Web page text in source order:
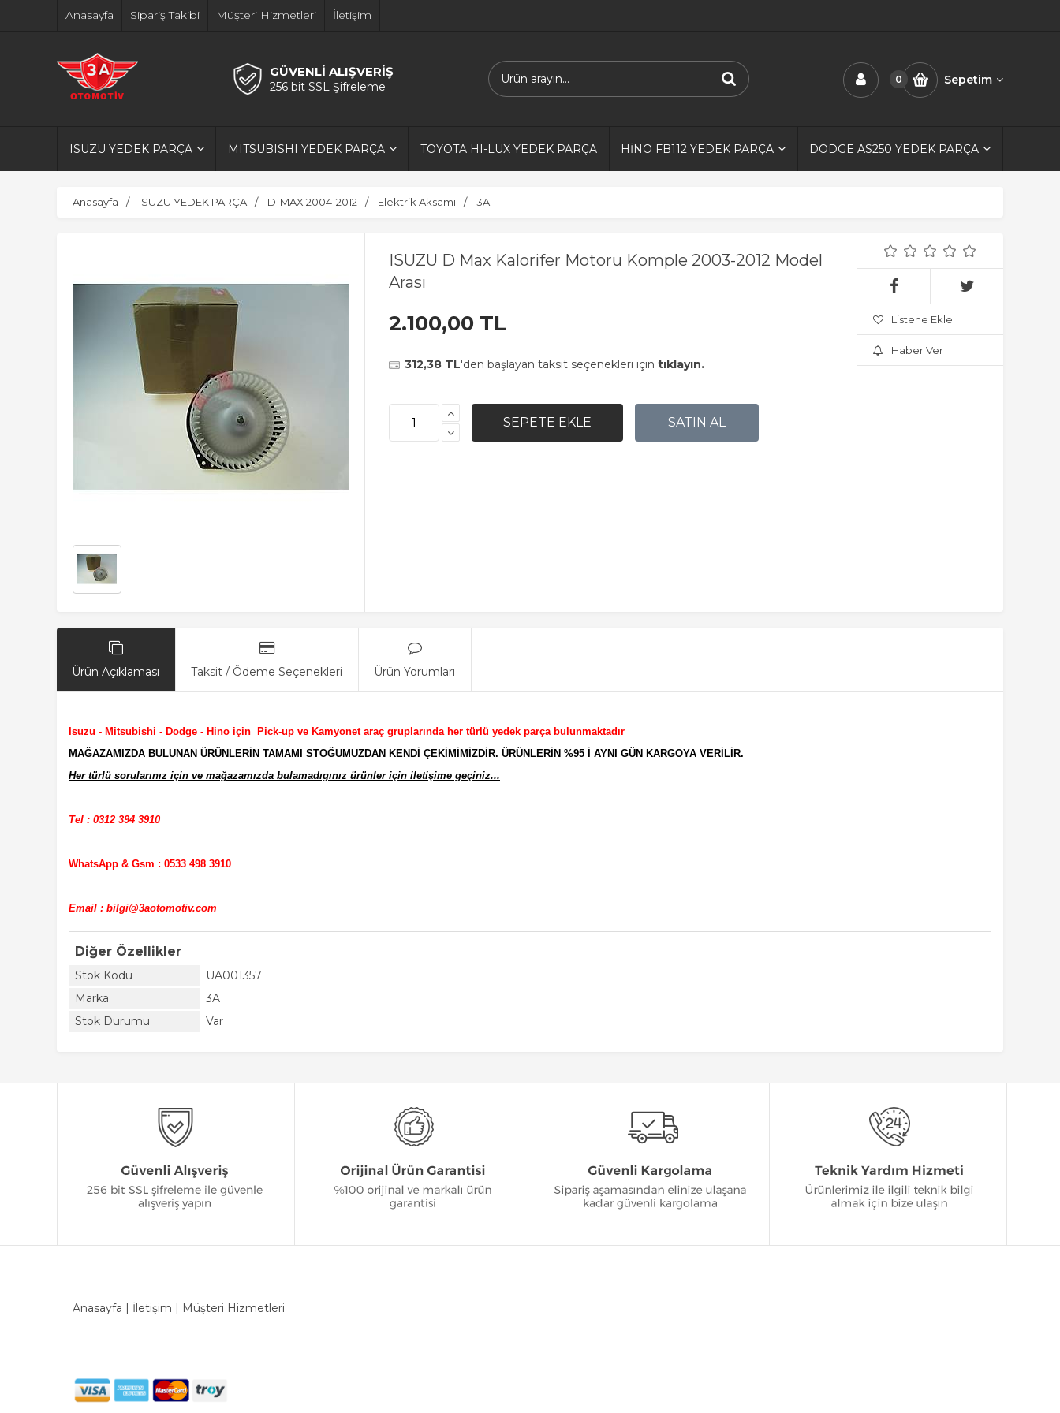
Anasayfa Sipariş Takibi Müşteri Hizmetleri İletişim
GÜVENLİ ALIŞVERİŞ
256 bit SSL Şifreleme
0 Sepetim
ISUZU YEDEK PARÇA MITSUBISHI YEDEK PARÇA TOYOTA HI-LUX YEDEK PARÇA HİNO FB112 YEDEK PARÇA DODGE AS250 YEDEK PARÇA
Anasayfa ISUZU YEDEK PARÇA D-MAX 2004-2012 Elektrik Aksamı 3A
ISUZU D Max Kalorifer Motoru Komple 2003-2012 Model
Arası
2.100,00 TL
312,38 TL'den başlayan taksit seçenekleri için tıklayın.
Listene Ekle
Haber Ver
Ürün Açıklaması Taksit / Ödeme Seçenekleri Ürün Yorumları
Isuzu - Mitsubishi - Dodge - Hino için Pick-up ve Kamyonet araç gruplarında her türlü yedek parça bulunmaktadır
MAĞAZAMIZDA BULUNAN ÜRÜNLERİN TAMAMI STOĞUMUZDAN KENDİ ÇEKİMİMİZDİR. ÜRÜNLERİN %95 İ AYNI GÜN KARGOYA VERİLİR.
Her türlü sorularınız için ve mağazamızda bulamadıgınız ürünler için iletişime geçiniz...
Tel : 0312 394 3910
WhatsApp & Gsm : 0533 498 3910
Email : bilgi@3aotomotiv.com
Diğer Özellikler
Stok Kodu
UA001357
Marka
3A
Stok Durumu
Var
Anasayfa | İletişim | Müşteri Hizmetleri